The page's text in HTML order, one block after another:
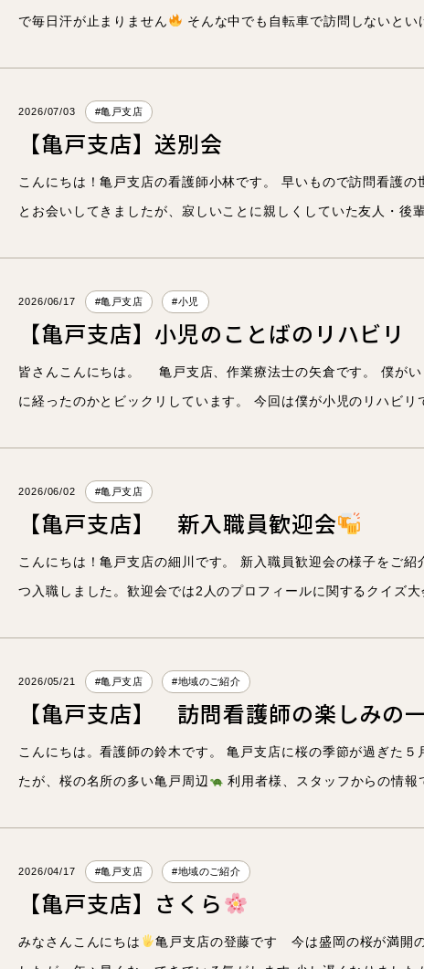
学び・成長
で毎日汗が止まりません
そんな中でも自転車で訪問しないと
2026/07/03 #亀戸支店
【亀戸支店】送別会
こんにちは！亀戸支店の看護師小林です。 早いもので訪問看護
とお会いしてきましたが、寂しいことに親しくしていた友人・
2026/06/17 #亀戸支店 #小児
【亀戸支店】小児のことばのリハビリ
皆さんこんにちは。 亀戸支店、作業療法士の矢倉です。 僕が
に経ったのかとビックリしています。 今回は僕が小児のリハビ
2026/06/02 #亀戸支店
【亀戸支店】 新入職員歓迎会
こんにちは！亀戸支店の細川です。 新入職員歓迎会の様子をご紹
つ入職しました。歓迎会では2人のプロフィールに関するクイズ
2026/05/21 #亀戸支店 #地域のご紹介
【亀戸支店】 訪問看護師の楽しみの
こんにちは。看護師の鈴木です。 亀戸支店に桜の季節が過ぎた５
たが、桜の名所の多い亀戸周辺
利用者様、スタッフからの情報
2026/04/17 #亀戸支店 #地域のご紹介
【亀戸支店】さくら
みなさんこんにちは 亀戸支店の登藤です 今は盛岡の桜が満開